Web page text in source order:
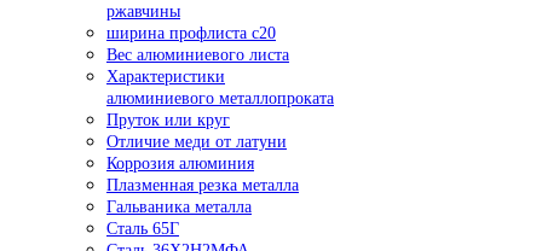
ржавчины
ширина профлиста с20
Вес алюминиевого листа
Характеристики
алюминиевого металлопроката
Пруток или круг
Отличие меди от латуни
Коррозия алюминия
Плазменная резка металла
Гальваника металла
Сталь 65Г